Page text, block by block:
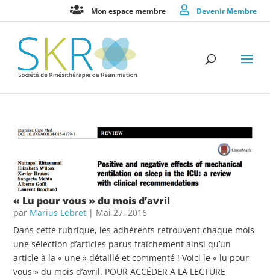
Mon espace membre Devenir Membre
« Lu pour vous » du mois d’avril
par Marius Lebret | Mai 27, 2016
Dans cette rubrique, les adhérents retrouvent chaque mois
une sélection d’articles parus fraîchement ainsi qu’un
article à la « une » détaillé et commenté ! Voici le « lu pour
vous » du mois d’avril. POUR ACCÉDER A LA LECTURE